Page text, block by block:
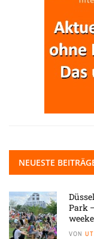
NEUESTE
Park
VON